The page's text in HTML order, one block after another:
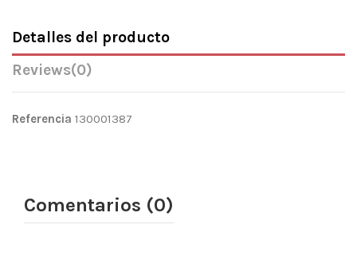
Detalles del producto
Reviews(0)
Referencia 130001387
Comentarios (0)